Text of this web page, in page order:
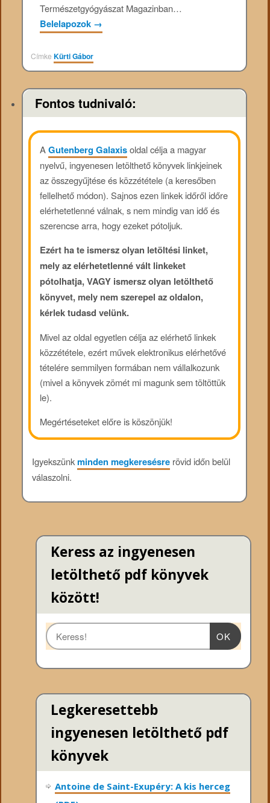
Természetgyógyászat Magazinban…
Belelapozok →
CímkeKürti Gábor
Fontos tudnivaló:
AGutenberg Galaxisoldal célja a magyar
nyelvű, ingyenesen letölthető könyvek linkjeinek
az összegyűjtése és közzététele (a keresőben
fellelhető módon). Sajnos ezen linkek időről időre
elérhetetlenné válnak, s nem mindig van idő és
szerencse arra, hogy ezeket pótoljuk.
Ezért ha te ismersz olyan letöltési linket,
mely az elérhetetlenné vált linkeket
pótolhatja, VAGY ismersz olyan letölthető
könyvet, mely nem szerepel az oldalon,
kérlek tudasd velünk.
Mivel az oldal egyetlen célja az elérhető linkek
közzététele, ezért művek elektronikus elérhetővé
tételére semmilyen formában nem vállalkozunk
(mivel a könyvek zömét mi magunk sem töltöttük
le).
Megértéseteket előre is köszönjük!
Igyekszünkminden megkeresésrerövid időn belül
válaszolni.
Keress az ingyenesen
letölthető pdf könyvek
között!
OK
Legkeresettebb
ingyenesen letölthető pdf
könyvek
Antoine de Saint-Exupéry: A kis herceg